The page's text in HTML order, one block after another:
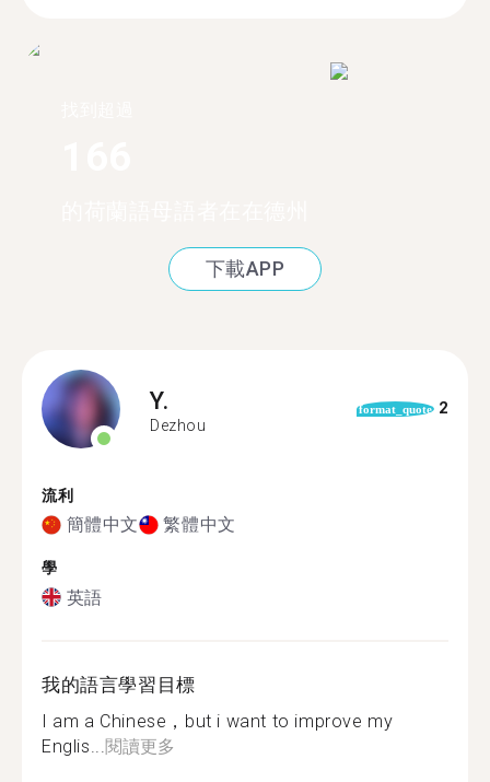
下載APP
Y.
Dezhou
format_quote 2
流利
簡體中文 繁體中文
學
英語
我的語言學習目標
I am a Chinese，but i want to improve my
Englis... 閱讀更多